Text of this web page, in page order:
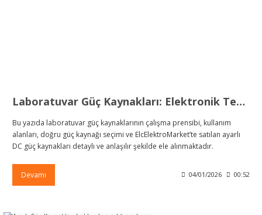
Laboratuvar Güç Kaynakları: Elektronik Test ve Geliştirme İçin Güvenilir Enerji Çözümleri
Bu yazıda laboratuvar güç kaynaklarının çalışma prensibi, kullanım
alanları, doğru güç kaynağı seçimi ve ElcElektroMarket’te satılan ayarlı
DC güç kaynakları detaylı ve anlaşılır şekilde ele alınmaktadır.
Devamı 04/01/2026 00:52